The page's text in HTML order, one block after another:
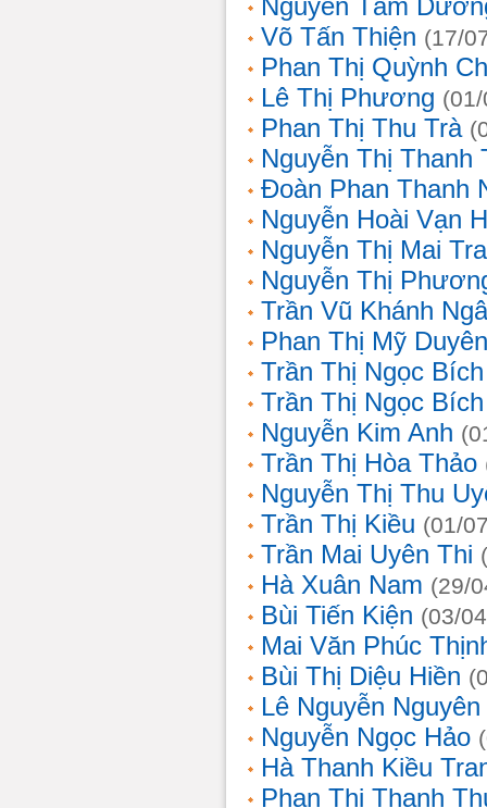
Nguyễn Tâm
Võ Tấn Thiện (17/
Phan Thị Quỳnh
Lê Thị Phương
Phan Thị Thu Trà
Nguyễn Thị Thanh
Đoàn Phan Thanh
Nguyễn Hoài Vạn
Nguyễn Thị Mai
Nguyễn Thị
Trần Vũ Khánh
Phan Thị Mỹ Duyên
Trần Thị Ngọc Bích
Trần Thị Ngọc Bích
Nguyễn Kim Anh
Trần Thị Hòa Thảo
Nguyễn Thị Thu
Trần Thị Kiều (01/
Trần Mai Uyên Thi
Hà Xuân Nam (29/
Bùi Tiến Kiện (03/
Mai Văn Phúc
Bùi Thị Diệu Hiền
Lê Nguyễn
Nguyễn Ngọc Hảo
Hà Thanh Kiều
Phan Thị Thanh